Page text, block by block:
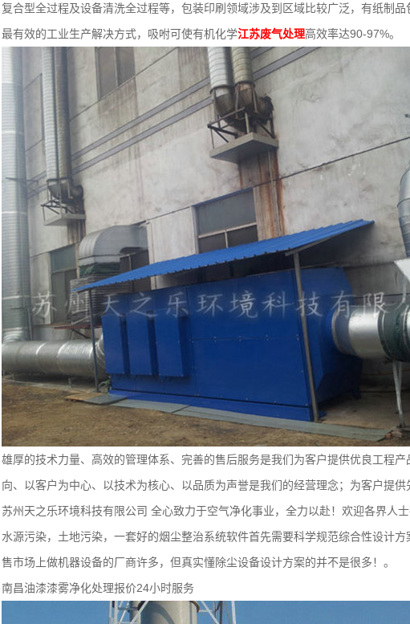
复合型全过程及设备清洗全过程等，包装印刷领域涉及到区域比较广泛，有纸制
最有效的工业生产解决方式，吸咐可使有机化学江苏废气处理高效率达90-97%。
雄厚的技术力量、高效的管理体系、完善的售后服务是我们为客户提供优良工程
向、以客户为中心、以技术为核心、以品质为声誉是我们的经营理念；为客户提供
苏州天之乐环境科技有限公司 全心致力于空气净化事业，全力以赴！欢迎各界人
水源污染，土地污染，一套好的烟尘整治系统软件首先需要科学规范综合性设计
售市场上做机器设备的厂商许多，但真实懂除尘设备设计方案的并不是很多！。
南昌油漆漆雾净化处理报价24小时服务